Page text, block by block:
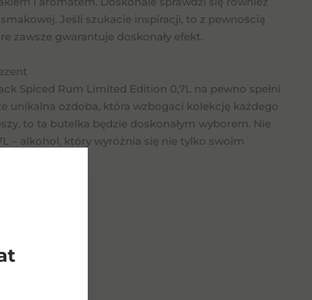
Jeśli szukacie inspiracji, to z pewnością
zawsze gwarantuje doskonały efekt.
Spiced Rum Limited Edition 0,7L na pewno spełni
unikalna ozdoba, która wzbogaci kolekcję każdego
to ta butelka będzie doskonałym wyborem. Nie
– alkohol, który wyróżnia się nie tylko swoim